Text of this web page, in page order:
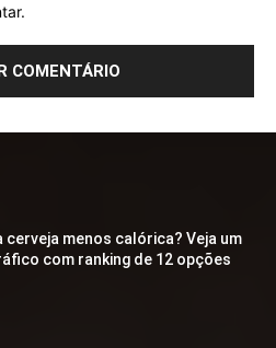
cerveja menos calórica? Veja um
com ranking de 12 opções